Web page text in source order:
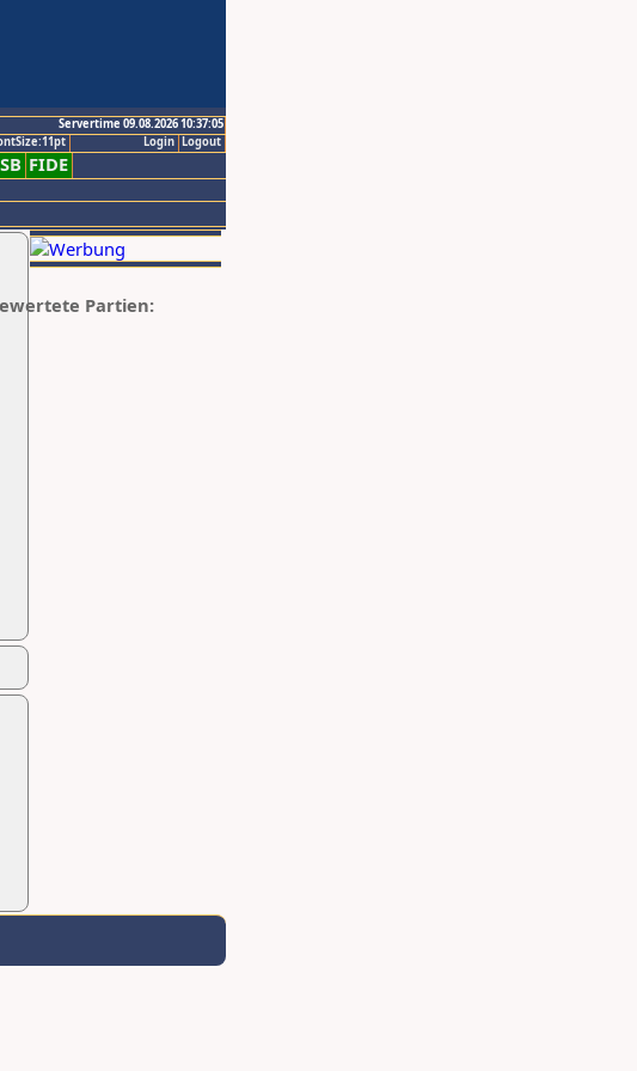
Servertime 09.08.2026 10:37:05
Logout
Login
FIDE
Partien: